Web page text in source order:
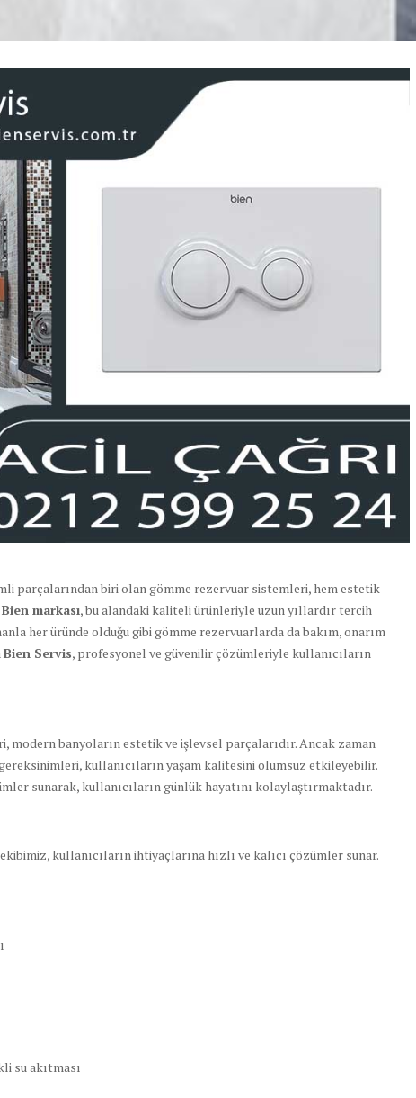
parçalarından biri olan gömme rezervuar sistemleri, hem estetik
Bien markası, bu alandaki kaliteli ürünleriyle uzun yıllardır tercih
her üründe olduğu gibi gömme rezervuarlarda da bakım, onarım
Bien Servis, profesyonel ve güvenilir çözümleriyle kullanıcıların
modern banyoların estetik ve işlevsel parçalarıdır. Ancak zaman
kullanıcıların yaşam kalitesini olumsuz etkileyebilir.
sunarak, kullanıcıların günlük hayatını kolaylaştırmaktadır.
kullanıcıların ihtiyaçlarına hızlı ve kalıcı çözümler sunar.
su akıtması